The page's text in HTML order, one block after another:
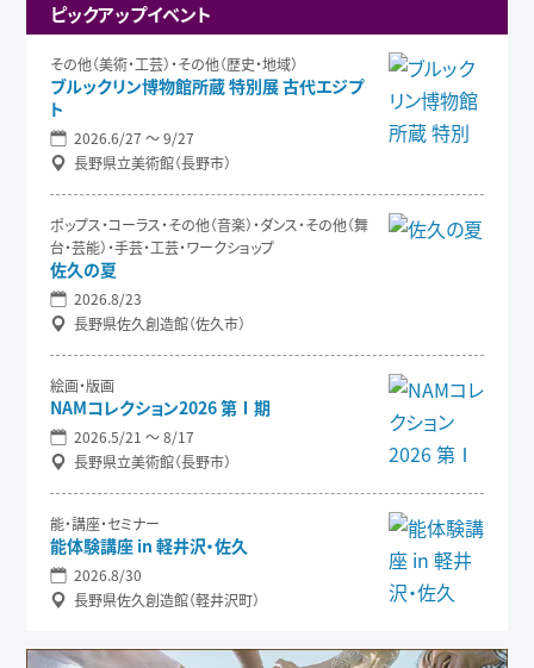
ピックアップイベント
その他（美術・工芸）・その他（歴史・地域）
ブルックリン博物館所蔵 特別展 古代エジプ
ト
2026.6/27 〜 9/27
長野県立美術館（長野市）
ポップス・コーラス・その他（音楽）・ダンス・その他（舞
台・芸能）・手芸・工芸・ワークショップ
佐久の夏
2026.8/23
長野県佐久創造館（佐久市）
絵画・版画
NAMコレクション2026 第Ⅰ期
2026.5/21 〜 8/17
長野県立美術館（長野市）
能・講座・セミナー
能体験講座 in 軽井沢・佐久
2026.8/30
長野県佐久創造館（軽井沢町）